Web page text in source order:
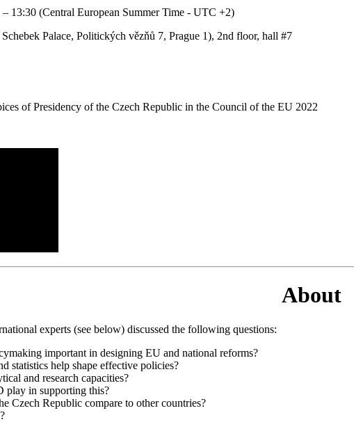
– 13:30 (Central European Summer Time - UTC +2)
Palace, Politických vězňů 7, Prague 1), 2nd floor, hall #7
of Presidency of the Czech Republic in the Council of the EU 2022
About
experts (see below) discussed the following questions:
important in designing EU and national reforms?
statistics help shape effective policies?
and research capacities?
play in supporting this?
Czech Republic compare to other countries?